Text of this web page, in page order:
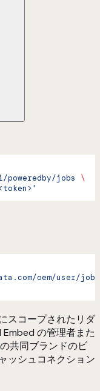
jobs
\
oem/user/
スコープされたリダ
の管理者また
共同ブランドのビ
ッシュコネクション